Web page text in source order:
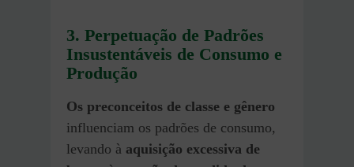
3. Perpetuação de Padrões
Insustentáveis de Consumo e
Produção
Os preconceitos de classe e gênero
influenciam os padrões de consumo,
levando à aquisição excessiva de